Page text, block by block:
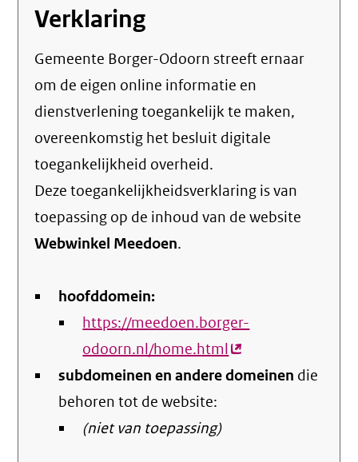
Verklaring
Gemeente Borger-Odoorn streeft ernaar
om de eigen online informatie en
dienstverlening toegankelijk te maken,
overeenkomstig het besluit digitale
toegankelijkheid overheid.
Deze toegankelijkheidsverklaring is van
toepassing op de inhoud van de website
Webwinkel Meedoen.
hoofddomein:
https://meedoen.borger-
odoorn.nl/home.html(externe
link)
subdomeinen en andere domeinen die
behoren tot de website:
(niet van toepassing)